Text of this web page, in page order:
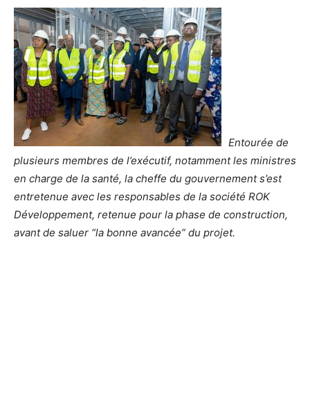
Entourée de
plusieurs membres de l’exécutif, notamment les ministres
en charge de la santé, la cheffe du gouvernement s’est
entretenue avec les responsables de la société ROK
Développement, retenue pour la phase de construction,
avant de saluer “la bonne avancée” du projet.